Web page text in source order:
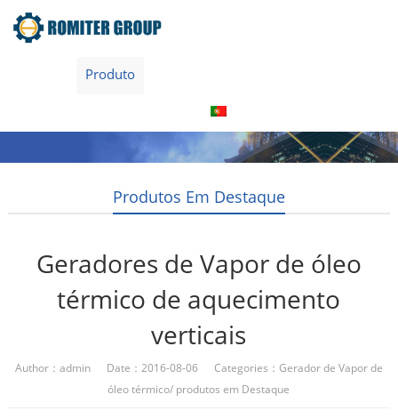
Produto
Produtos Em Destaque
Geradores de Vapor de óleo
térmico de aquecimento
verticais
Author：admin Date：2016-08-06 Categories： Gerador de Vapor de
óleo térmico/ produtos em Destaque